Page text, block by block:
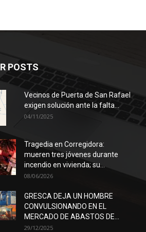
POSTS
Vecinos de Puerta de San Rafael
exigen solución ante la falta...
04/11/2025
Tragedia en Corregidora:
mueren tres jóvenes durante
incendio en vivienda; su...
08/06/2026
GRESCA DEJA UN HOMBRE
CONVULSIONANDO EN EL
MERCADO DE ABASTOS DE...
29/12/2025